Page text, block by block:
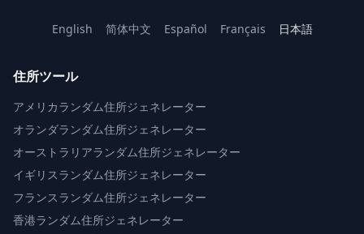
English 简体中文 Español Français 日本語
住所ツール
アメリカランダム住所ジェネレーター
オランダランダム住所ジェネレーター
オーストラリアランダム住所ジェネレーター
イギリスランダム住所ジェネレーター
フランスランダム住所ジェネレーター
香港ランダム住所ジェネレーター